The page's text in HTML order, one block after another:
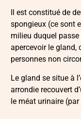
Il est constitué de
spongieux (ce sont
milieu duquel passe
apercevoir le gland,
personnes non
Le gland se situe à
arrondie recouvert
le méat urinaire